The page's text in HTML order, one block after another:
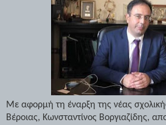
Με αφορμή τη έναρξη της νέας
Βέροιας, Κωνσταντίνος Βοργιαζίδης,